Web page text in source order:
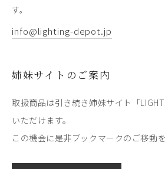
す。
info@lighting-depot.jp
姉妹サイトのご案内
取扱商品は引き続き姉妹サイト「
いただけます。
この機会に是非ブックマークのご移動